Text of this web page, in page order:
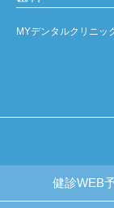
健診WEB
MYデンタルクリニッ